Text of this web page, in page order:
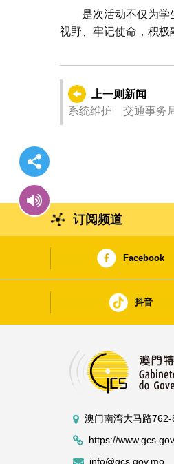
是次活动不仅为
视野、牢记使命，积极
上一则新闻
系统维护 交通事务
订阅频道
Facebook
抖音
澳门南湾大马路
https://
info@gcs.gov.mo